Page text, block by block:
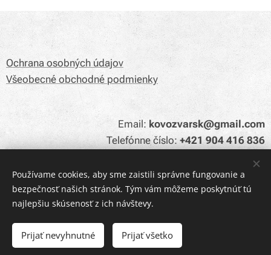
Do košíka
Ochrana osobných údajov
Všeobecné obchodné podmienky
Email: kovozvarsk@gmail.com
Telefónne číslo:+421 904 416 836
Cookies
Používame cookies, aby sme zaistili správne fungovanie a
bezpečnosť našich stránok. Tým vám môžeme poskytnúť tú
najlepšiu skúsenosť z ich návštevy.
Prijať nevyhnutné Prijať všetko